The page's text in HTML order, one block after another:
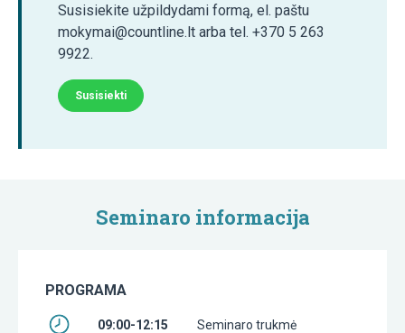
Susisiekite užpildydami formą, el. paštu
mokymai@countline.lt arba tel. +370 5 263
9922.
Susisiekti
Seminaro informacija
PROGRAMA
09:00-12:15 Seminaro trukmė